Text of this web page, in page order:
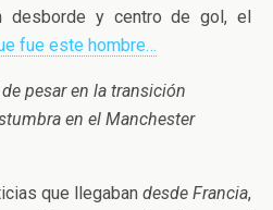
desborde y centro de gol, el
fue este hombre…
pesar en la transición
en el Manchester
que llegaban desde Francia,